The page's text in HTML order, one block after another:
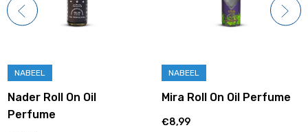
NABEEL
Nader Roll On Oil
Perfume
NABEEL
Mira Roll On Oil Perfume
€8,99